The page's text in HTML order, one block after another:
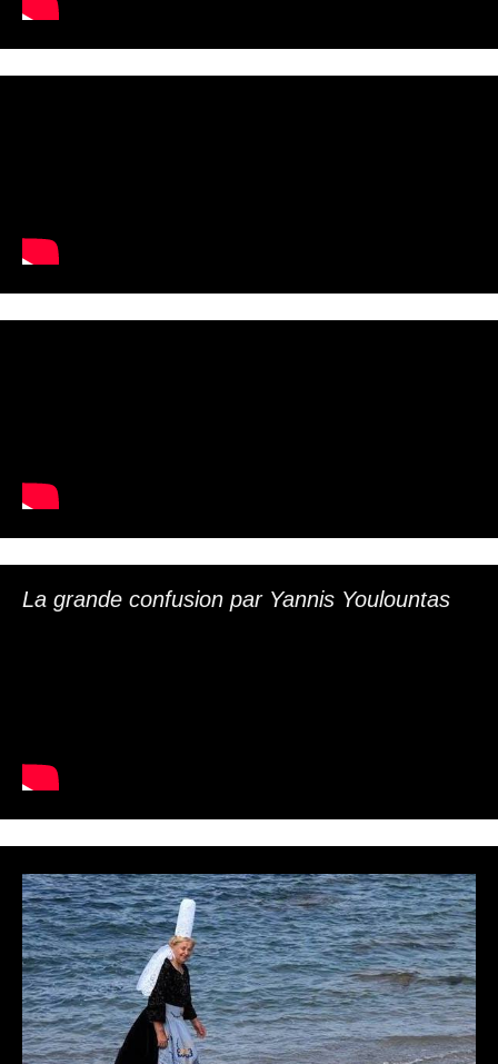
La grande confusion par Yannis Youlountas